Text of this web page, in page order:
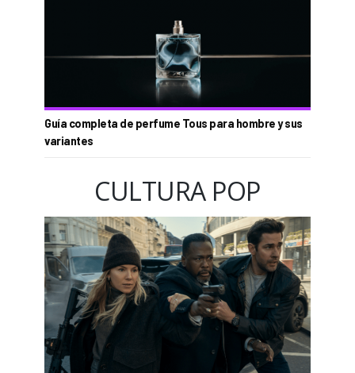
Guía completa de perfume Tous para hombre y sus
variantes
CULTURA POP